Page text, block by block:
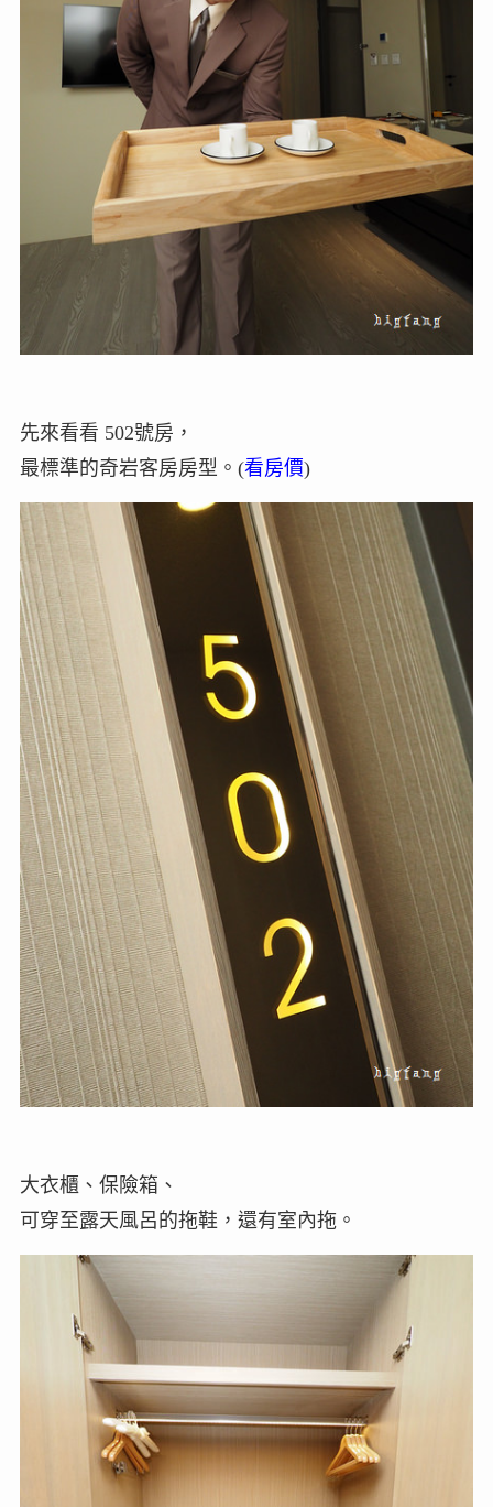
先來看看 502號房，
最標準的奇岩客房房型。(看房價)
大衣櫃、保險箱、
可穿至露天風呂的拖鞋，還有室內拖。